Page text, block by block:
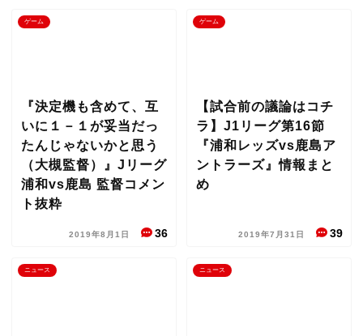
ゲーム
『決定機も含めて、互
いに１－１が妥当だっ
たんじゃないかと思う
（大槻監督）』Jリーグ
浦和vs鹿島 監督コメン
ト抜粋
2019年8月1日 36
ゲーム
【試合前の議論はコチ
ラ】J1リーグ第16節
『浦和レッズvs鹿島ア
ントラーズ』情報まと
め
2019年7月31日 39
ニュース ニュース